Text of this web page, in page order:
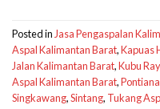
Posted in Jasa Pengaspalan
Aspal Kalimantan Barat,Kapuas
Jalan Kalimantan Barat,Kubu
Aspal Kalimantan Barat,
Singkawang,Sintang, Tukang